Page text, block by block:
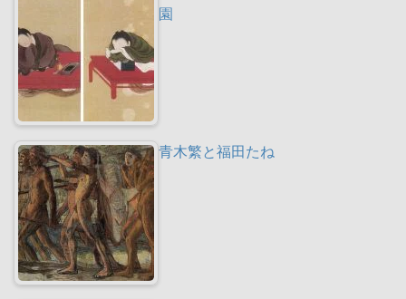
園
青木繁と福田たね